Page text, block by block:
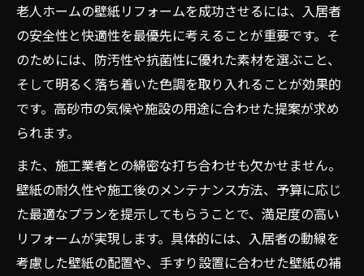
老人ホームの壁紙リフォームを成功させるには、入居者
の安全性と快適性を最優先に考えることが重要です。そ
のためには、防汚性や抗菌性に優れた素材を選ぶこと、
そして明るく落ち着いた色調を取り入れることが効果的
です。高砂市の気候や施設の用途に合わせた提案が求め
られます。
また、施工業者との綿密な打ち合わせも欠かせません。
壁紙の耐久性や施工後のメンテナンス方法、予算に応じ
た最適なプランを提示してもらうことで、満足度の高い
リフォームが実現します。具体的には、入居者の動線を
考慮した壁紙の配置や、手すり設置に合わせた壁紙の補